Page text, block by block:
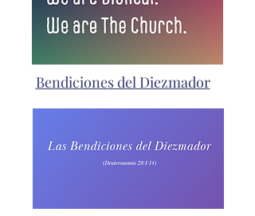
Bendiciones del Diezmador